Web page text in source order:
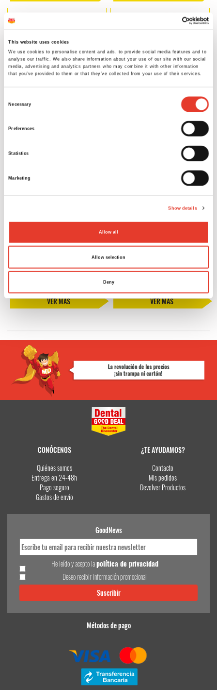
This website uses cookies
We use cookies to personalise content and ads, to provide social media features and to
analyse our traffic. We also share information about your use of our site with our social
media, advertising and analytics partners who may combine it with other information
that you’ve provided to them or that they’ve collected from your use of their services.
Necessary
Preferences
Statistics
Marketing
Show details
Allow all
Allow selection
Deny
Pañuelos
Desde 1,51 €
Bobina Advanced 310
Rollo Universal Wiper 320
42,13 €
VER MÁS
Desde 42,13 €
VER MÁS
CONÓCENOS
Quiénes somos
Entrega en 24-48h
Pago seguro
Gastos de envío
¿TE AYUDAMOS?
Contacto
Mis pedidos
Devolver Productos
GoodNews
He leído y acepto lapolítica de privacidad
Deseo recibir información promocional
Métodos de pago